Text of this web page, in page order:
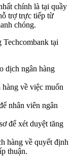
chính là tại quầy
trợ trực tiếp từ
chóng.
Techcombank tại
dịch ngân hàng
về việc muốn
nhân viên ngân
để xét duyệt tăng
hàng về quyết định
thuận.